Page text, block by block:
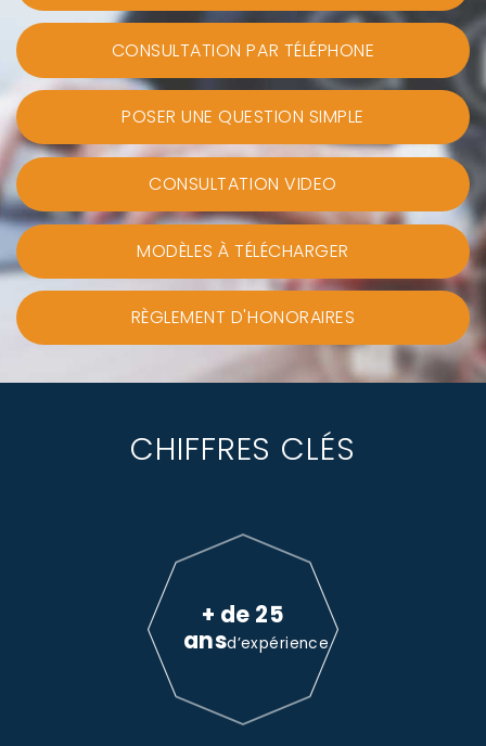
CONSULTATION PAR TÉLÉPHONE
POSER UNE QUESTION SIMPLE
CONSULTATION VIDEO
MODÈLES À TÉLÉCHARGER
RÈGLEMENT D'HONORAIRES
CHIFFRES CLÉS
+ de 25
ansd’expérience